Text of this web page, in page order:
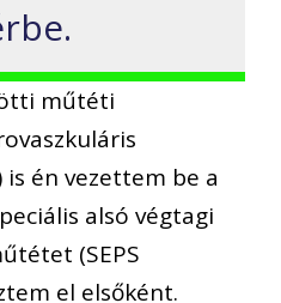
műtéti
én vezettem be a
alsó végtagi
(SEPS
el elsőként.